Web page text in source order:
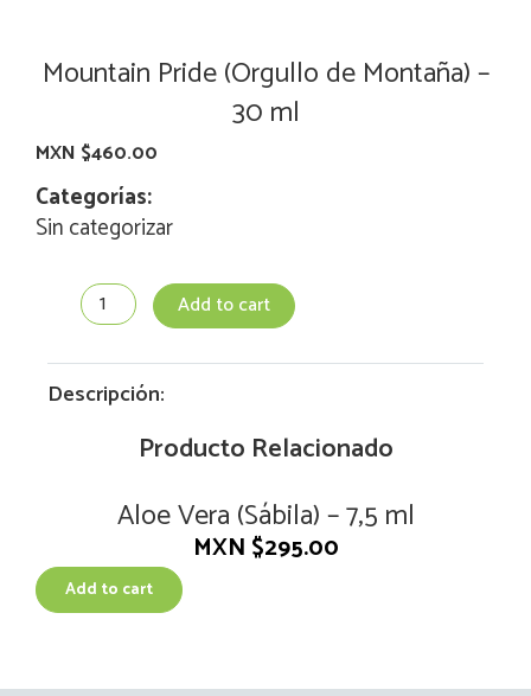
Mountain Pride (Orgullo de Montaña) –
30 ml
MXN $460.00
Categorías:
Sin categorizar
Mountain
de
Montaña)
Add to cart
Descripción:
Producto Relacionado
Aloe Vera (Sábila) – 7,5 ml
MXN $295.00
Add to cart